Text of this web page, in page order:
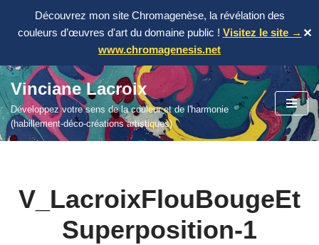
Découvrez mon site Chromagenèse, la révélation des
couleurs d’œuvres d'art du domaine public ! Visitez le site →
www.chromagenesis.net
✕
Aller
au
contenu
Vinciane Lacroix
Développez votre sens de la couleur et de l'harmonie
(habillement-déco-créations artistiques)
V_LacroixFlouBougeEt
Superposition-1